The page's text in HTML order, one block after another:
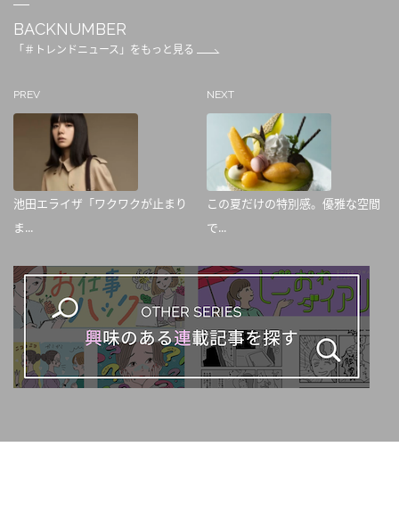
BACKNUMBER
「＃トレンドニュース」をもっと見る
PREV
池田エライザ「ワクワクが止まり
ま...
NEXT
この夏だけの特別感。優雅な空間
で...